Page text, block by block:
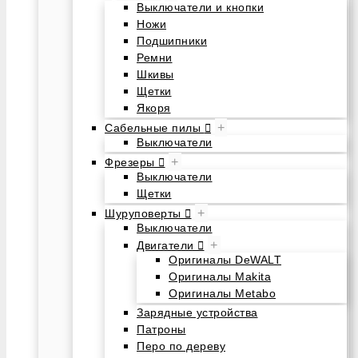
Выключатели и кнопки
Ножи
Подшипники
Ремни
Шкивы
Щетки
Якоря
Сабельные пилы
+
Выключатели
Фрезеры
+
Выключатели
Щетки
Шуруповерты
+
Выключатели
Двигатели
+
Оригиналы DeWALT
Оригиналы Makita
Оригиналы Metabo
Зарядные устройства
Патроны
Перо по дереву